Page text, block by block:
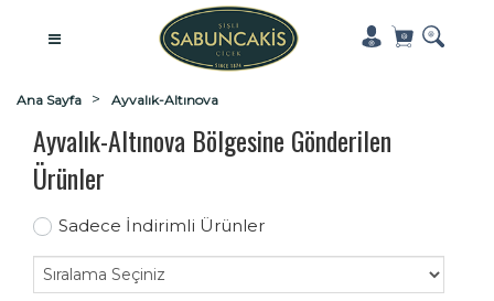
Ana Sayfa Ayvalık-Altınova
Ayvalık-Altınova Bölgesine Gönderilen
Ürünler
Sadece İndirimli Ürünler